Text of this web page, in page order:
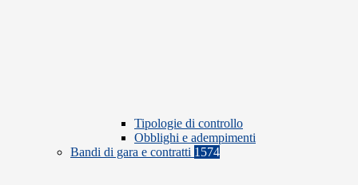
Tipologie di controllo
Obblighi e adempimenti
Bandi di gara e contratti 1574